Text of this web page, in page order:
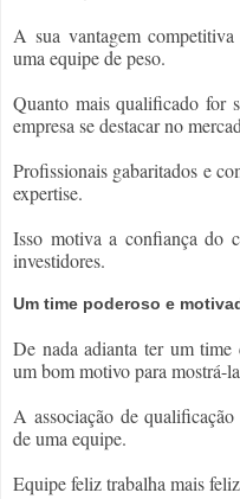
A sua vantagem
uma equipe de peso.
Quanto mais qualificado for
empresa se destacar no
Profissionais gabaritados e
expertise.
Isso motiva a confiança do
investidores.
Um time poderoso e
De nada adianta ter um
um bom motivo para mostrá-
A associação de
de uma equipe.
Equipe feliz trabalha mais